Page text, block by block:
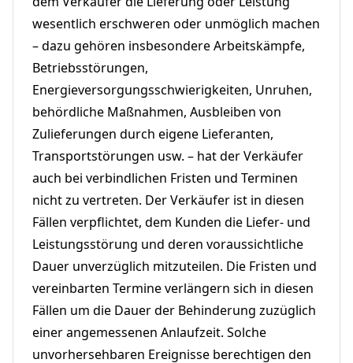
wesentlich erschweren oder unmöglich machen
– dazu gehören insbesondere Arbeitskämpfe,
Betriebsstörungen,
Energieversorgungsschwierigkeiten, Unruhen,
behördliche Maßnahmen, Ausbleiben von
Zulieferungen durch eigene Lieferanten,
Transportstörungen usw. – hat der Verkäufer
auch bei verbindlichen Fristen und Terminen
nicht zu vertreten. Der Verkäufer ist in diesen
Fällen verpflichtet, dem Kunden die Liefer- und
Leistungsstörung und deren voraussichtliche
Dauer unverzüglich mitzuteilen. Die Fristen und
vereinbarten Termine verlängern sich in diesen
Fällen um die Dauer der Behinderung zuzüglich
einer angemessenen Anlaufzeit. Solche
unvorhersehbaren Ereignisse berechtigen den